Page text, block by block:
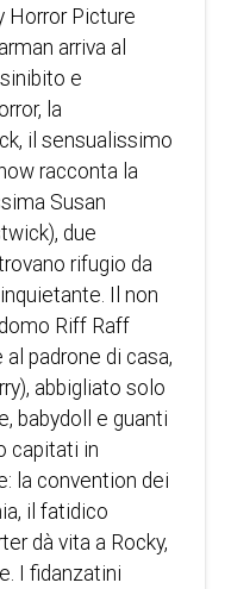
Horror Picture
arriva al
e
la
il sensualissimo
racconta la
Susan
due
rifugio da
Il non
Riff Raff
padrone di casa,
abbigliato solo
babydoll e guanti
capitati in
la convention dei
il fatidico
dà vita a Rocky,
I fidanzatini